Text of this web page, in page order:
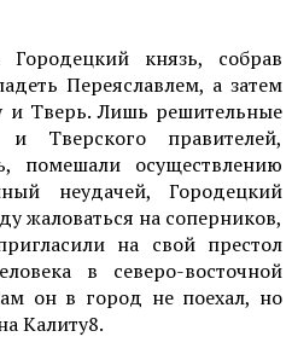
князь, со­брав
Переяславлем, а затем
и Тверь. Лишь решительные
и Тверского правителей,
помешали осуществле­нию
неудачей, Горо­децкий
жаловаться на соперников,
на свой престол
в северо-восточной
он в город не поехал, но
Калиту8.